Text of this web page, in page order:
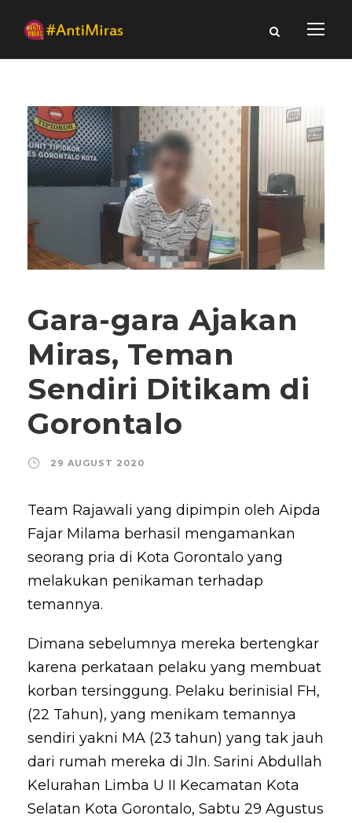
Gara-gara Ajakan
Miras, Teman
Sendiri Ditikam di
Gorontalo
29 AUGUST 2020
Team Rajawali yang dipimpin oleh Aipda
Fajar Milama berhasil mengamankan
seorang pria di Kota Gorontalo yang
melakukan penikaman terhadap
temannya.
Dimana sebelumnya mereka bertengkar
karena perkataan pelaku yang membuat
korban tersinggung. Pelaku berinisial FH,
(22 Tahun), yang menikam temannya
sendiri yakni MA (23 tahun) yang tak jauh
dari rumah mereka di Jln. Sarini Abdullah
Kelurahan Limba U II Kecamatan Kota
Selatan Kota Gorontalo, Sabtu 29 Agustus